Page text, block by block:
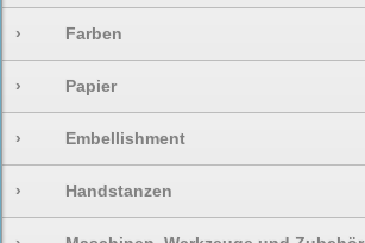
› Farben
› Papier
› Embellishment
› Handstanzen